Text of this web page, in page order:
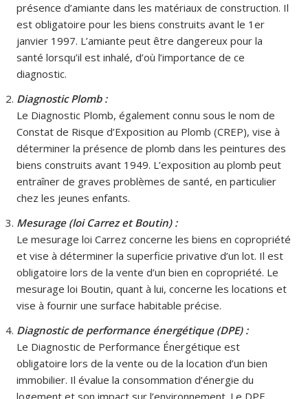
présence d’amiante dans les matériaux de construction. Il
est obligatoire pour les biens construits avant le 1er
janvier 1997. L’amiante peut être dangereux pour la
santé lorsqu’il est inhalé, d’où l’importance de ce
diagnostic.
Diagnostic Plomb :
Le Diagnostic Plomb, également connu sous le nom de
Constat de Risque d’Exposition au Plomb (CREP), vise à
déterminer la présence de plomb dans les peintures des
biens construits avant 1949. L’exposition au plomb peut
entraîner de graves problèmes de santé, en particulier
chez les jeunes enfants.
Mesurage (loi Carrez et Boutin) :
Le mesurage loi Carrez concerne les biens en copropriété
et vise à déterminer la superficie privative d’un lot. Il est
obligatoire lors de la vente d’un bien en copropriété. Le
mesurage loi Boutin, quant à lui, concerne les locations et
vise à fournir une surface habitable précise.
Diagnostic de performance énergétique (DPE) :
Le Diagnostic de Performance Énergétique est
obligatoire lors de la vente ou de la location d’un bien
immobilier. Il évalue la consommation d’énergie du